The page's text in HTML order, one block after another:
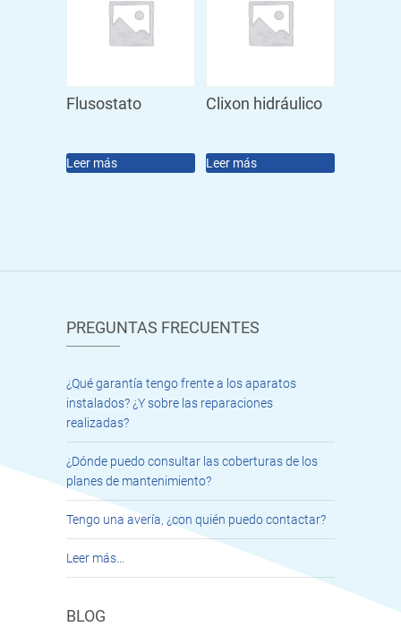
Flusostato
Leer más
Clixon hidráulico
Leer más
PREGUNTAS FRECUENTES
¿Qué garantía tengo frente a los aparatos
instalados? ¿Y sobre las reparaciones
realizadas?
¿Dónde puedo consultar las coberturas de los
planes de mantenimiento?
Tengo una avería, ¿con quién puedo contactar?
Leer más…
BLOG